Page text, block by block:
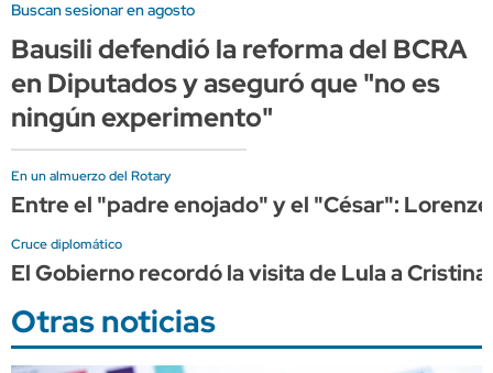
Buscan sesionar en agosto
Bausili defendió la reforma del BCRA
en Diputados y aseguró que "no es
ningún experimento"
En un almuerzo del Rotary
Entre el "padre enojado" y el "César":
Cruce diplomático
El Gobierno recordó la visita de Lula a
Otras noticias